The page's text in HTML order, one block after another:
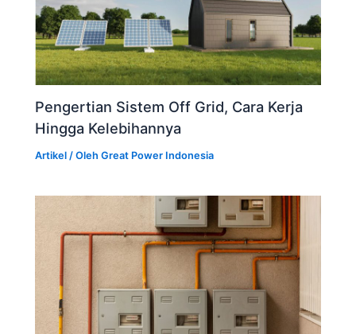
Pengertian Sistem Off Grid, Cara Kerja
Hingga Kelebihannya
Artikel / OlehGreat Power Indonesia